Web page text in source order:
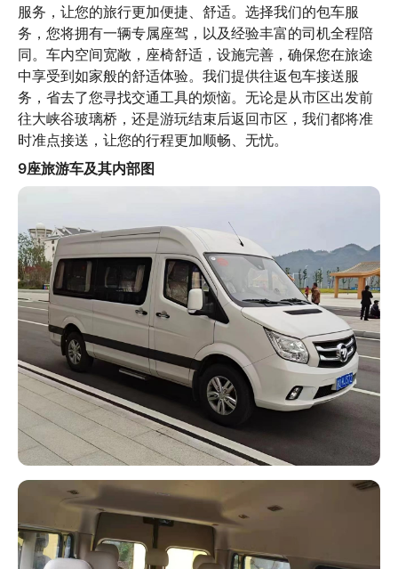
服务，让您的旅行更加便捷、舒适。选择我们的包车服
务，您将拥有一辆专属座驾，以及经验丰富的司机全程陪
同。车内空间宽敞，座椅舒适，设施完善，确保您在旅途
中享受到如家般的舒适体验。我们提供往返包车接送服
务，省去了您寻找交通工具的烦恼。无论是从市区出发前
往大峡谷玻璃桥，还是游玩结束后返回市区，我们都将准
时准点接送，让您的行程更加顺畅、无忧。
9座旅游车及其内部图